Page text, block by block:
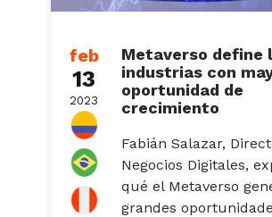
feb
13
2023
Metaverso define
industrias con
oportunidad de
crecimiento
Fabián Salazar,
Negocios Digitales,
qué el Metaverso
grandes